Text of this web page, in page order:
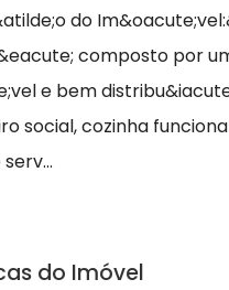
do
composto por
e bem
social, cozinha
do Imóvel